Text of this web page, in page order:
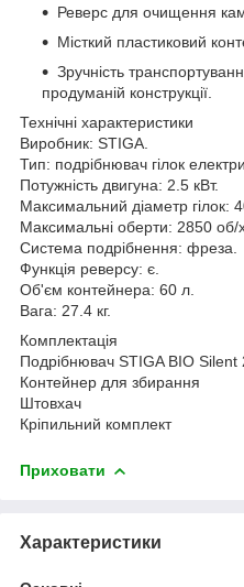
Реверс для очищення
Місткий пластиковий
Зручність
продуманій конструкції.
Технічні характеристики
Виробник: STIGA.
Тип: подрібнювач гілок
Потужність двигуна: 2.5 кВт.
Максимальний діаметр гілок:
Максимальні оберти: 2850 об/
Система подрібнення: фреза.
Функція реверсу: є.
Об'єм контейнера: 60 л.
Вага: 27.4 кг.
Комплектація
Подрібнювач STIGA BIO Silent
Контейнер для збирання
Штовхач
Кріпильний комплект
Приховати
Характеристики